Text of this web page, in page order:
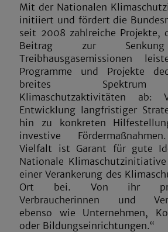
Mit der Nationalen
initiiert und fördert die
seit 2008 zahlreiche Projekte,
Beitrag zur
Treibhausgasemissionen
Programme und Projekte
breites
Klimaschutzaktivitäten ab:
Entwicklung langfristiger
hin zu konkreten
investive
Vielfalt ist Garant für gute
Nationale
einer Verankerung des
Ort bei. Von ihr
Verbraucherinnen und
ebenso wie Unternehmen,
oder Bildungseinrichtungen.“